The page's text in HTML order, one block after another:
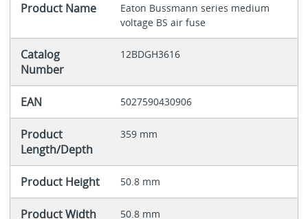
Product Name
Eaton Bussmann series medium
voltage BS air fuse
Catalog
Number
12BDGH3616
EAN 5027590430906
Product
Length/Depth
359 mm
Product Height 50.8 mm
Product Width 50.8 mm